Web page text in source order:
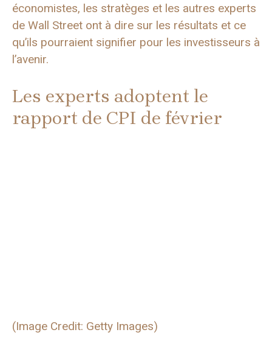
économistes, les stratèges et les autres experts
de Wall Street ont à dire sur les résultats et ce
qu’ils pourraient signifier pour les investisseurs à
l’avenir.
Les experts adoptent le
rapport de CPI de février
(Image Credit: Getty Images)